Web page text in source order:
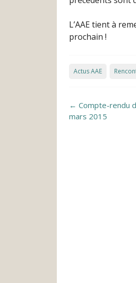
L’AAE tient à
prochain !
Actus AAE
Post navigation
← Compte-rendu
mars 2015